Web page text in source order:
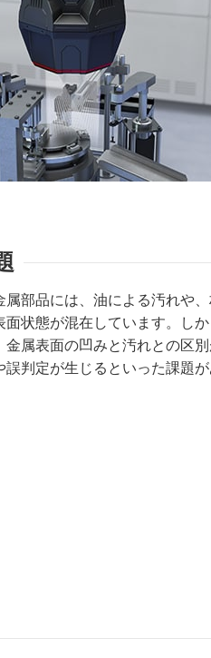
属部品には、油による汚れや
面状態が混在しています。し
金属表面の凹みと汚れとの区
判定が生じるといった課題が